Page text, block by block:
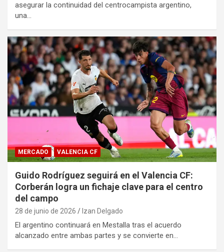
asegurar la continuidad del centrocampista argentino,
una…
MERCADO VALENCIA CF
Guido Rodríguez seguirá en el Valencia CF:
Corberán logra un fichaje clave para el centro
del campo
28 de junio de 2026 Izan Delgado
El argentino continuará en Mestalla tras el acuerdo
alcanzado entre ambas partes y se convierte en…